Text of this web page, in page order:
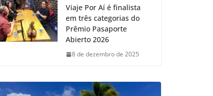
Viaje Por Aí é finalista
em três categorias do
Prêmio Pasaporte
Abierto 2026
8 de dezembro de 2025